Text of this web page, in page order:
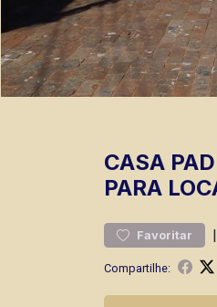
CASA
PARA
Favoritar |
Compartilhe: